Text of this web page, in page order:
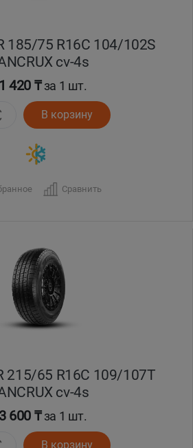
185/75 R16C 104/102S
cv-4s
420 ₸за 1 шт.
В корзину
Сравнить
215/65 R16C 109/107T
cv-4s
600 ₸за 1 шт.
В корзину